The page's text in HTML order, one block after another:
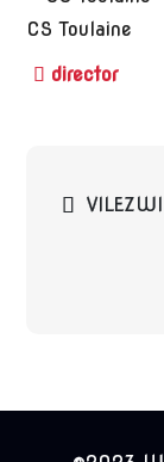
CS Toulaine